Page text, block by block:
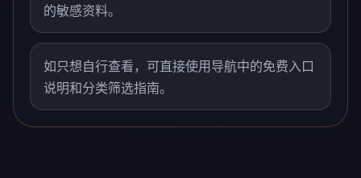
的敏感资料。
如只想自行查看，可直接使用导航中的免费入口
说明和分类筛选指南。